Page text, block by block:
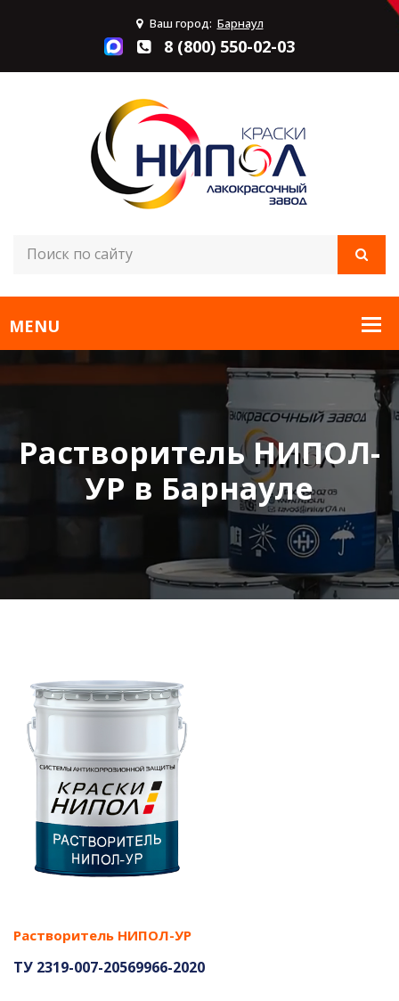
Ваш город: Барнаул
8 (800) 550-02-03
Растворитель НИПОЛ-
УР в Барнауле
Растворитель НИПОЛ-УР
ТУ 2319-007-20569966-2020